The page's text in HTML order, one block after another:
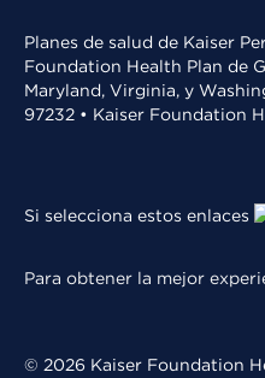
Planes de salud de Kaiser
Foundation Health Plan de
Maryland, Virginia, y
97232 • Kaiser Foundation
Si selecciona estos enlaces
Para obtener la mejor
© 2026 Kaiser Foundation